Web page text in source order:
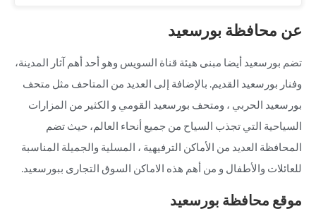
عن محافظة بورسعيد
تضم بورسعيد أيضا مبنى هيئة قناة السويس وهو أحد أهم آثار المدينة،
وفنار بورسعيد القديم. بالإضافة إلى العديد من المتاحف مثل متحف
بورسعيد الحربي ، ومتحف بورسعيد القومي و الكثير من المزارات
السياحية التي تجذب السياح من جميع أنحاء العالم، حيث تضم
المحافظة العديد من الأماكن الترفيهية ، المسلية والجميلة المناسبة
للعائلات والأطفال و من أهم هذه الاماكن السوق التجارى ببورسعيد.
موقع محافظة بورسعيد